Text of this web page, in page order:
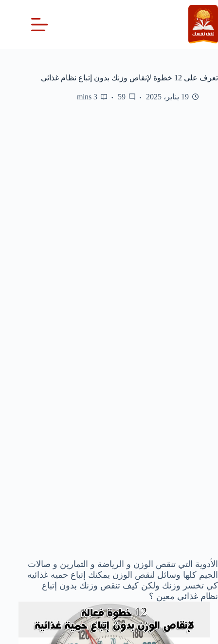
التجاوز
إلى
المحتوى
تعرف على 12 خطوة لإنقاص وزنك بدون إتباع نظام غذائي
19 يناير، 2025 59
3 mins
الأدوية التي تنقص الوزن و الرياضة و التمارين و صالات
الجيم كلها وسائل لنقص الوزن يمكنك إتباع حميه غذائيه
كي تخسر وزنك ولكن كيف تنقص وزنك بدون إتباع
نظام غذائي معين ؟